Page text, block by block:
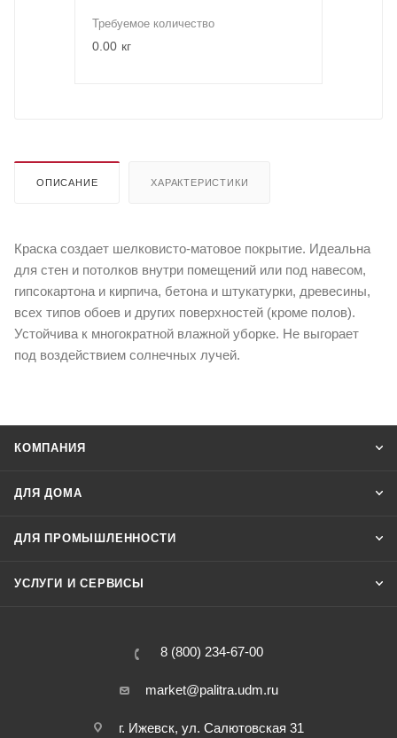
Требуемое количество
0.00 кг
ОПИСАНИЕ ХАРАКТЕРИСТИКИ
Краска создает шелковисто-матовое покрытие. Идеальна
для стен и потолков внутри помещений или под навесом,
гипсокартона и кирпича, бетона и штукатурки, древесины,
всех типов обоев и других поверхностей (кроме полов).
Устойчива к многократной влажной уборке. Не выгорает
под воздействием солнечных лучей.
КОМПАНИЯ
ДЛЯ ДОМА
ДЛЯ ПРОМЫШЛЕННОСТИ
УСЛУГИ И СЕРВИСЫ
8 (800) 234-67-00
market@palitra.udm.ru
г. Ижевск, ул. Салютовская 31